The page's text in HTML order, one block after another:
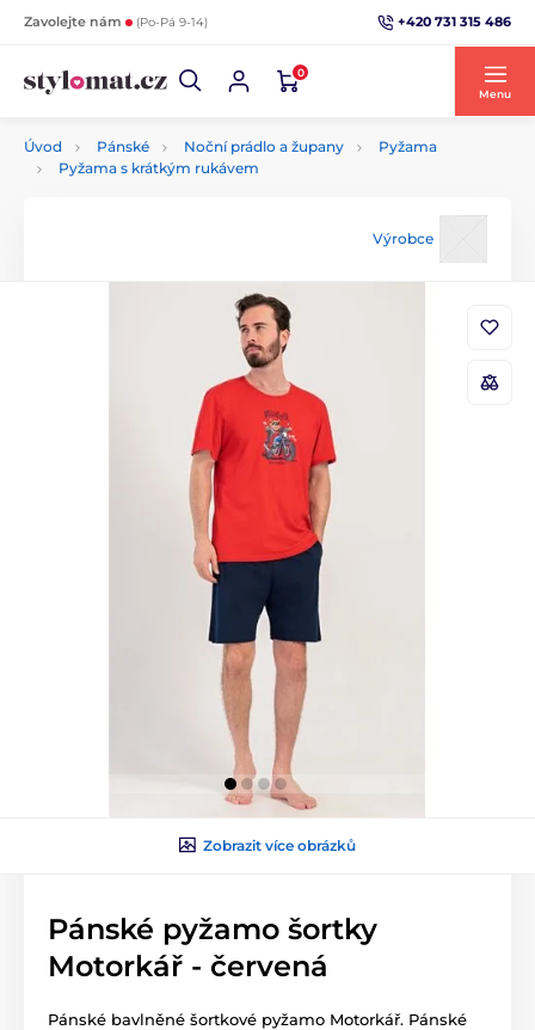
Zavolejte nám (Po-Pá 9-14) +420 731 315 486
0
Menu
Úvod Pánské Noční prádlo a župany
Pyžama
Pyžama s krátkým rukávem
Výrobce
Zobrazit více obrázků
Pánské pyžamo šortky
Motorkář - červená
Pánské bavlněné šortkové pyžamo Motorkář. Pánské